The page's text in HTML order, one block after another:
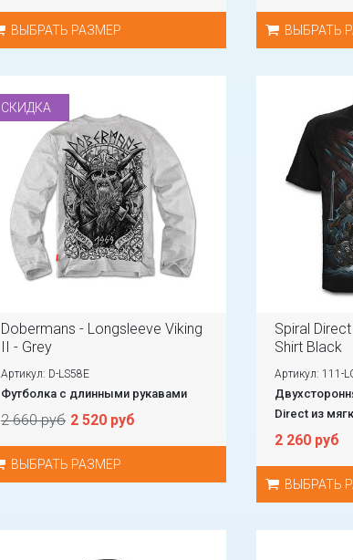
ВЫБРАТЬ РАЗМЕР ВЫБРАТЬ
СКИДКА
Dobermans - Longsleeve Viking
II - Grey
Артикул: D-LS58E
Футболка с длинными рукавами
2 660 руб 2 520 руб
ВЫБРАТЬ РАЗМЕР
Spiral
Shirt Black
Артикул: 111-
Direct из
2 260 руб
ВЫБРАТЬ